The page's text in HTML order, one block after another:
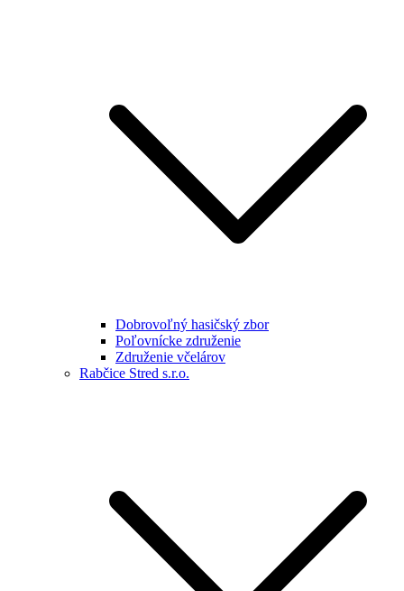
Dobrovoľný hasičský zbor
Poľovnícke združenie
Združenie včelárov
Rabčice Stred s.r.o.